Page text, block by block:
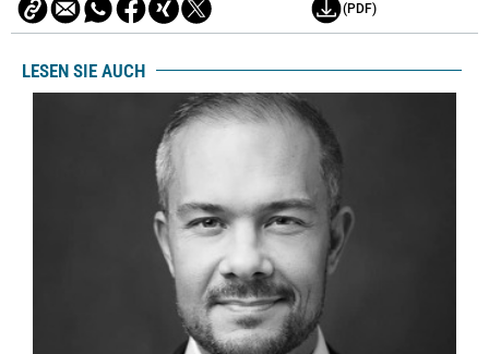
(PDF)
LESEN SIE AUCH